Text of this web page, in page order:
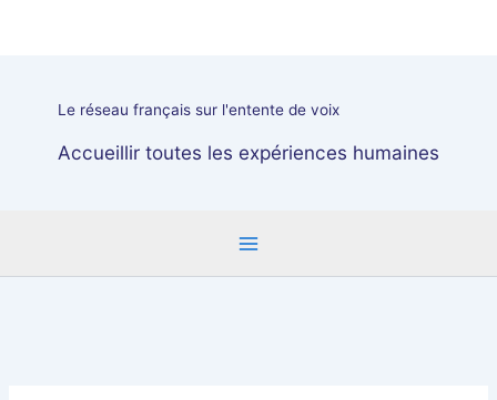
Le réseau français sur l'entente de voix
Accueillir toutes les expériences humaines
SLAM
les